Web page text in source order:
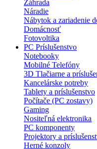
Záhrada
Náradie
Nábytok a zariadenie
Domácnosť
Fotovoltika
PC Príslušenstvo
Notebooky
Mobilné Telefóny
3D Tlačiarne a
Kancelárske potreby
Tablety a príslušenstvo
Počítače (PC zostavy)
Gaming
Nositeľná elektronika
PC komponenty
Projektory a
Herné konzoly